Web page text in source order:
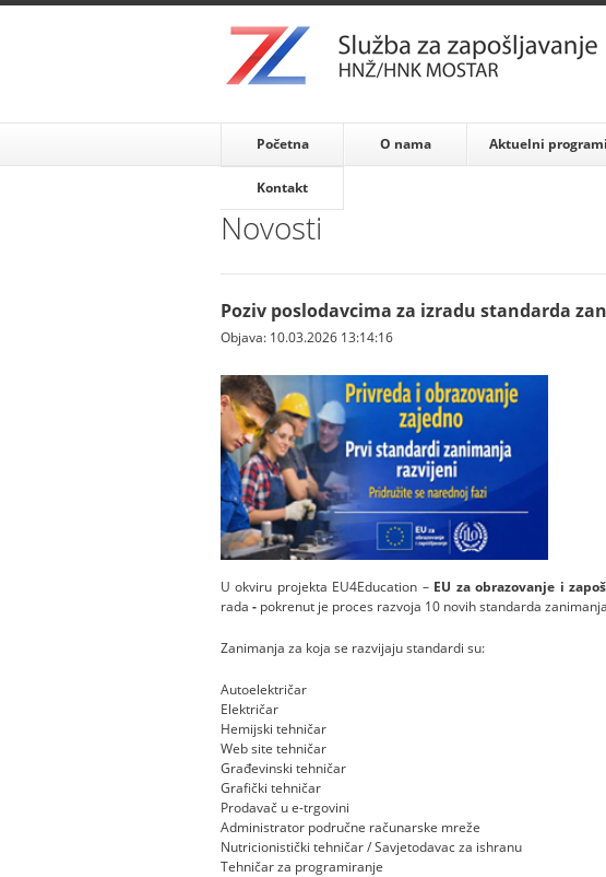
Početna O nama Aktuelni programi
Kontakt
Novosti
Poziv poslodavcima za izradu standarda
Objava: 10.03.2026 13:14:16
U okviru projekta EU4Education – EU za obrazovanje i
rada - pokrenut je proces razvoja 10 novih standarda
Zanimanja za koja se razvijaju standardi su:
Autoelektričar
Električar
Hemijski tehničar
Web site tehničar
Građevinski tehničar
Grafički tehničar
Prodavač u e-trgovini
Administrator područne računarske mreže
Nutricionistički tehničar / Savjetodavac za ishranu
Tehničar za programiranje